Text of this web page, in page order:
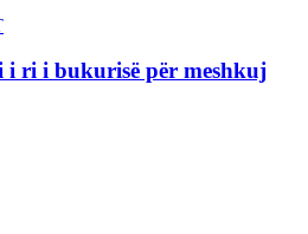
i ri i bukurisë për meshkuj